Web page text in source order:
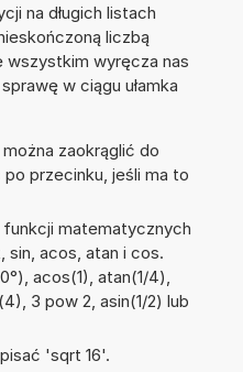
na długich listach
liczbą
wszystkim wyręcza nas
w ciągu ułamka
zaokrąglić do
przecinku, jeśli ma to
matematycznych
sin, acos, atan i cos.
acos(1), atan(1/4),
3 pow 2, asin(1/2) lub
'sqrt 16'.